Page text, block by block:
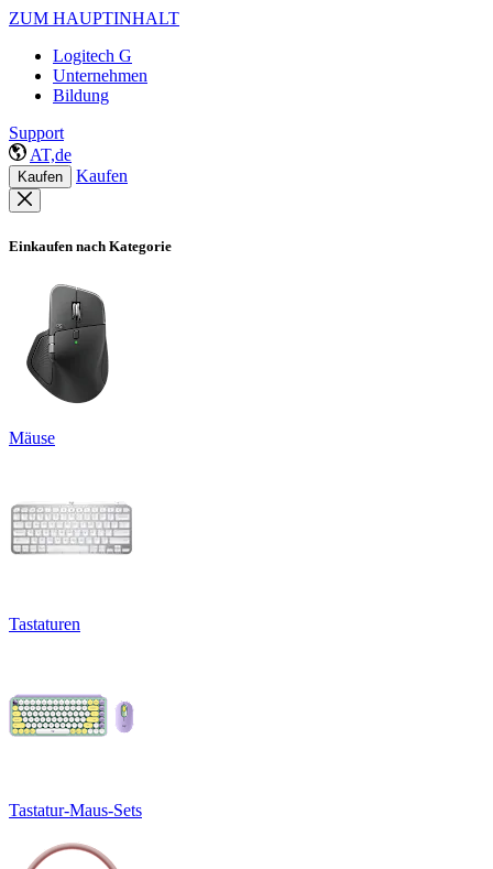
ZUM HAUPTINHALT
Logitech G
Unternehmen
Bildung
Support
AT,de
Kaufen Kaufen
Einkaufen nach Kategorie
Mäuse
Tastaturen
Tastatur-Maus-Sets